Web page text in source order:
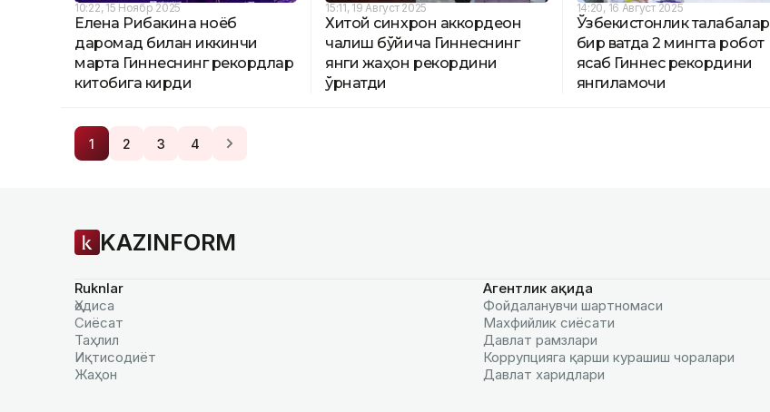
10:22, 15 Ноябр 2025
Елена Рибакина ноёб
даромад билан иккинчи
марта Гиннеснинг рекордлар
китобига кирди
15:11, 19 Август 2025
Хитой синхрон аккордеон
чалиш бўйича Гиннеснинг
янги жаҳон рекордини
ўрнатди
14:20, 16 Август 2025
Ўзбекистонлик талабалар
бир вақтда 2 мингта робот
ясаб Гиннес рекордини
янгиламоқчи
1 2 3 4
KAZINFORM
Ruknlar
Ҳодиса
Сиёсат
Таҳлил
Иқтисодиёт
Жаҳон
Агентлик ҳақида
Фойдаланувчи шартномаси
Махфийлик сиёсати
Давлат рамзлари
Коррупцияга қарши курашиш чоралари
Давлат харидлари